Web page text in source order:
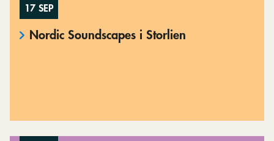
17 SEP
Nordic Soundscapes i Storlien